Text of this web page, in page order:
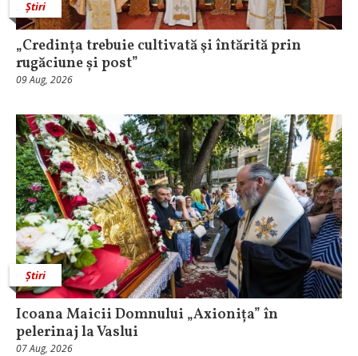
Știri
„Credința trebuie cultivată şi întărită prin
rugăciune și post”
09 Aug, 2026
Știri
Icoana Maicii Domnului „Axionița” în
pelerinaj la Vaslui
07 Aug, 2026